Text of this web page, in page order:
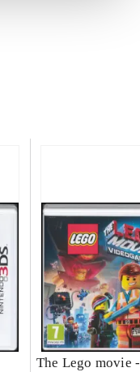
The Lego movie -